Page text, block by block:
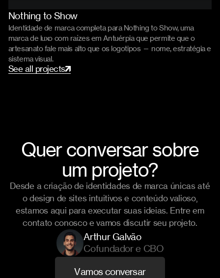
Nothing to Show
Identidade de marca completa para Nothing to Show, uma
marca de luxo com raízes em Antuérpia que permite que o
artesanato fale mais alto que os logotipos — nome, estratégia e
sistema visual.
See all projects
Quer conversar sobre
um projeto?
Desde a criação de identidades de marca únicas até
o design de sites intuitivos e conteúdo valioso,
estamos aqui para executar suas ideias. Entre em
contato conosco e vamos discutir seu projeto.
Arthur Galvão
Cofundador e CBO
Vamos conversar